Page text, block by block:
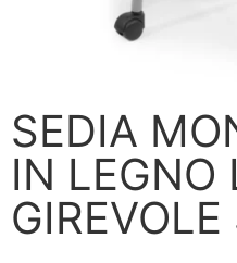
SEDIA
IN LEGNO